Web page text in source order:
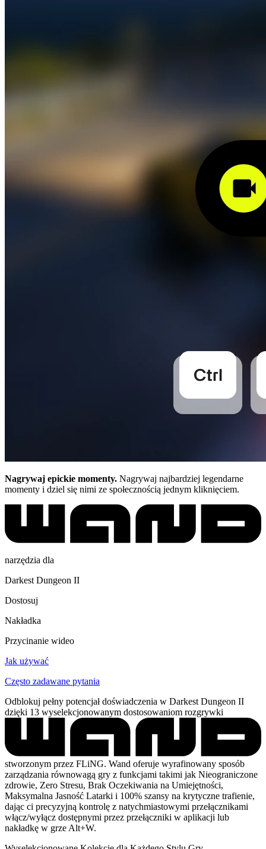
Nagrywaj epickie momenty. Nagrywaj najbardziej legendarne
momenty i dziel się nimi ze społecznością jednym kliknięciem.
narzędzia dla
Darkest Dungeon II
Dostosuj
Nakładka
Przycinanie wideo
Jak używać
Często zadawane pytania
Odblokuj pełny potencjał doświadczenia w Darkest Dungeon II
dzięki 13 wyselekcjonowanym dostosowaniom rozgrywki
stworzonym przez FLiNG. Wand oferuje wyrafinowany sposób
zarządzania równowagą gry z funkcjami takimi jak Nieograniczone
zdrowie, Zero Stresu, Brak Oczekiwania na Umiejętności,
Maksymalna Jasność Latarki i 100% szansy na krytyczne trafienie,
dając ci precyzyjną kontrolę z natychmiastowymi przełącznikami
włącz/wyłącz dostępnymi przez przełączniki w aplikacji lub
nakładkę w grze Alt+W.